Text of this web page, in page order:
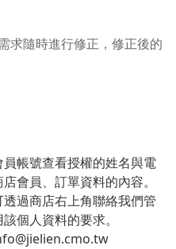
求隨時進行修正，修正後的
帳號查看授權的姓名與電
會員、訂單資料的內容。
過商店右上角聯絡我們管
個人資料的要求。